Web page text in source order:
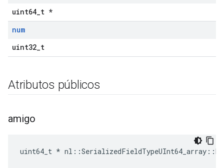
uint64_t *
num
uint32_t
Atributos públicos
amigo
uint64_t *